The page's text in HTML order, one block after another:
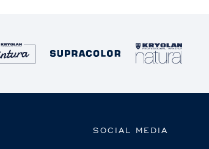
SOCIAL MEDIA